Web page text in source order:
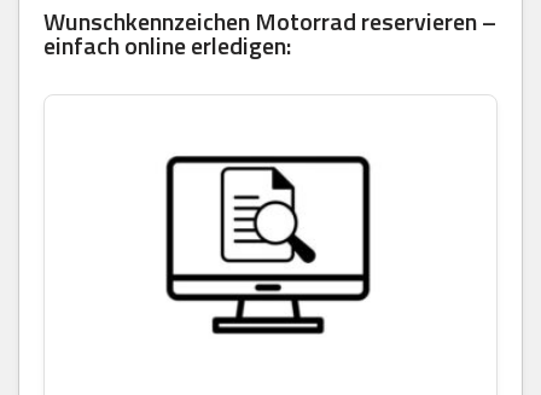
Wunschkennzeichen Motorrad reservieren –
einfach online erledigen: